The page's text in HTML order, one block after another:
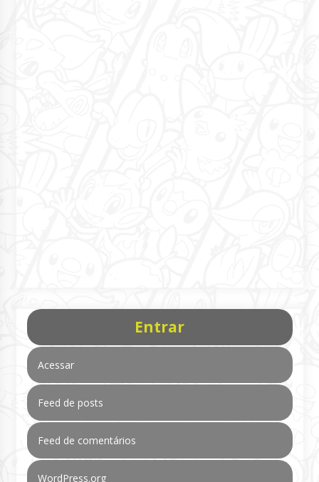
Entrar
Acessar
Feed de posts
Feed de comentários
WordPress.org